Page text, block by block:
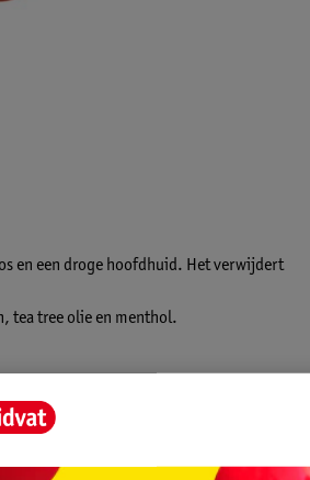
en een droge hoofdhuid. Het verwijdert
tea tree olie en menthol.